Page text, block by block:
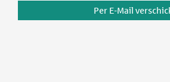
Per E-Mail